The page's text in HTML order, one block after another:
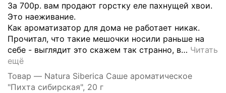
За 700р. вам продают горстку еле пахнущей хвои.
Это наеживание.
Как ароматизатор для дома не работает никак.
Прочитал, что такие мешочки носили раньше на
себе - выглядит это скажем так странно, в… Читать
ещё
Товар — Natura Siberica Саше ароматическое
"Пихта сибирская", 20 г